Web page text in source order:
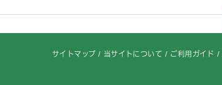
サイトマップ 当サイトについて ご利用ガイド